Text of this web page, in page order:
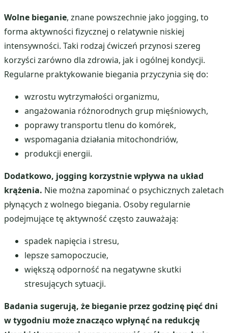
Wolne bieganie, znane powszechnie jako jogging, to
forma aktywności fizycznej o relatywnie niskiej
intensywności. Taki rodzaj ćwiczeń przynosi szereg
korzyści zarówno dla zdrowia, jak i ogólnej kondycji.
Regularne praktykowanie biegania przyczynia się do:
wzrostu wytrzymałości organizmu,
angażowania różnorodnych grup mięśniowych,
poprawy transportu tlenu do komórek,
wspomagania działania mitochondriów,
produkcji energii.
Dodatkowo, jogging korzystnie wpływa na układ
krążenia. Nie można zapominać o psychicznych zaletach
płynących z wolnego biegania. Osoby regularnie
podejmujące tę aktywność często zauważają:
spadek napięcia i stresu,
lepsze samopoczucie,
większą odporność na negatywne skutki
stresujących sytuacji.
Badania sugerują, że bieganie przez godzinę pięć dni
w tygodniu może znacząco wpłynąć na redukcję